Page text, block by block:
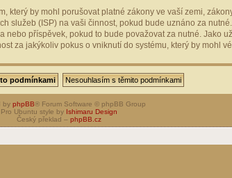
by mohl porušovat platné zákony ve vaší zemi,
služeb (ISP) na vaši činnost, pokud bude uznáno za
příspěvek, pokud to bude považovat za nutné. Jako
za jakýkoliv pokus o vniknutí do systému, který by mohl
by phpBB® Forum Software © phpBB Group
Pro Ubuntu style by Ishimaru Design
Český překlad – phpBB.cz